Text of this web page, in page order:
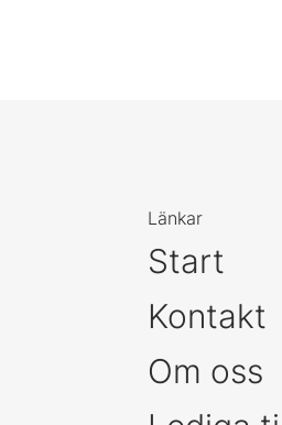
Länkar
Start
Kontakt
Om oss